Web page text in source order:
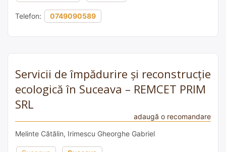
Telefon: 0749090589
Servicii de împădurire și reconstrucție
ecologică în Suceava – REMCET PRIM
SRL
adaugă o recomandare
Melinte Cătălin, Irimescu Gheorghe Gabriel